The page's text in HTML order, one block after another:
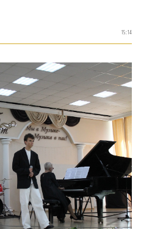
15:14